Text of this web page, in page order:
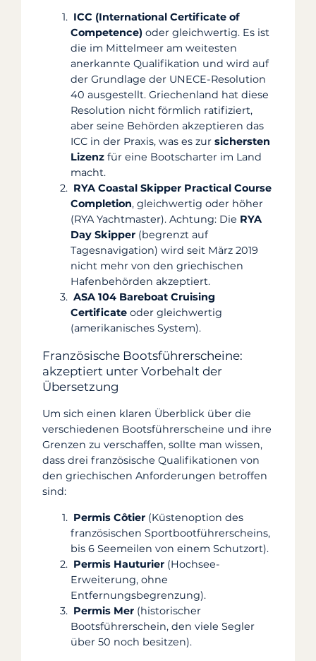
ICC (International Certificate of
Competence) oder gleichwertig. Es ist
die im Mittelmeer am weitesten
anerkannte Qualifikation und wird auf
der Grundlage der UNECE-Resolution
40 ausgestellt. Griechenland hat diese
Resolution nicht förmlich ratifiziert,
aber seine Behörden akzeptieren das
ICC in der Praxis, was es zur sichersten
Lizenz für eine Bootscharter im Land
macht.
RYA Coastal Skipper Practical Course
Completion, gleichwertig oder höher
(RYA Yachtmaster). Achtung: Die RYA
Day Skipper (begrenzt auf
Tagesnavigation) wird seit März 2019
nicht mehr von den griechischen
Hafenbehörden akzeptiert.
ASA 104 Bareboat Cruising
Certificate oder gleichwertig
(amerikanisches System).
Französische Bootsführerscheine:
akzeptiert unter Vorbehalt der
Übersetzung
Um sich einen klaren Überblick über die
verschiedenen Bootsführerscheine und ihre
Grenzen zu verschaffen, sollte man wissen,
dass drei französische Qualifikationen von
den griechischen Anforderungen betroffen
sind:
Permis Côtier (Küstenoption des
französischen Sportbootführerscheins,
bis 6 Seemeilen von einem Schutzort).
Permis Hauturier (Hochsee-
Erweiterung, ohne
Entfernungsbegrenzung).
Permis Mer (historischer
Bootsführerschein, den viele Segler
über 50 noch besitzen).